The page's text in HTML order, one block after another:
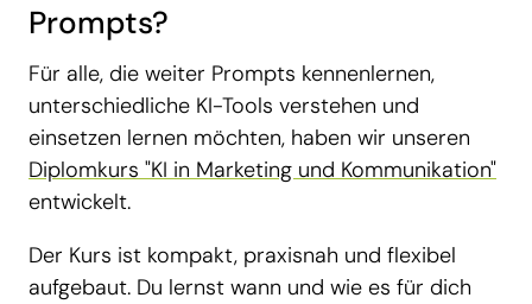
Prompts?
Für alle, die weiter Prompts kennenlernen,
unterschiedliche KI-Tools verstehen und
einsetzen lernen möchten, haben wir unseren
Diplomkurs "KI in Marketing und Kommunikation"
entwickelt.
Der Kurs ist kompakt, praxisnah und flexibel
aufgebaut. Du lernst wann und wie es für dich